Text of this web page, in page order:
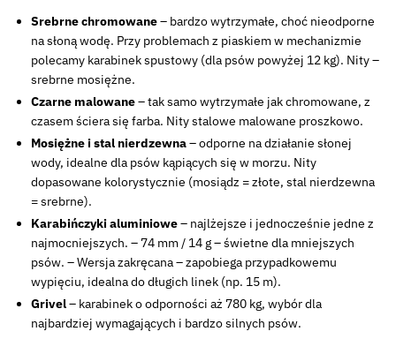
Srebrne chromowane– bardzo wytrzymałe, choć nieodporne
na słoną wodę. Przy problemach z piaskiem w mechanizmie
polecamy karabinek spustowy (dla psów powyżej 12 kg). Nity –
srebrne mosiężne.
Czarne malowane– tak samo wytrzymałe jak chromowane, z
czasem ściera się farba. Nity stalowe malowane proszkowo.
Mosiężne i stal nierdzewna– odporne na działanie słonej
wody, idealne dla psów kąpiących się w morzu. Nity
dopasowane kolorystycznie (mosiądz = złote, stal nierdzewna
= srebrne).
Karabińczyki aluminiowe– najlżejsze i jednocześnie jedne z
najmocniejszych. – 74 mm / 14 g – świetne dla mniejszych
psów. – Wersja zakręcana – zapobiega przypadkowemu
wypięciu, idealna do długich linek (np. 15 m).
Grivel– karabinek o odporności aż 780 kg, wybór dla
najbardziej wymagających i bardzo silnych psów.